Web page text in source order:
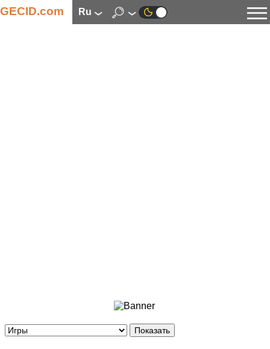
GECID.com ru
Смартфоны
Периферия